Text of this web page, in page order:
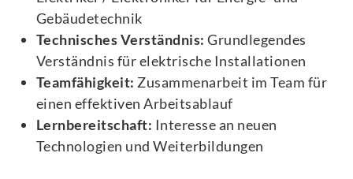
Gebäudetechnik
Technisches Verständnis: Grundlegendes
Verständnis für elektrische Installationen
Teamfähigkeit: Zusammenarbeit im Team für
einen effektiven Arbeitsablauf
Lernbereitschaft: Interesse an neuen
Technologien und Weiterbildungen